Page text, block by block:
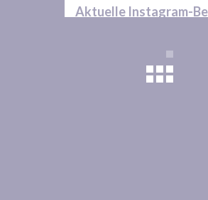
Aktuelle Instagram-